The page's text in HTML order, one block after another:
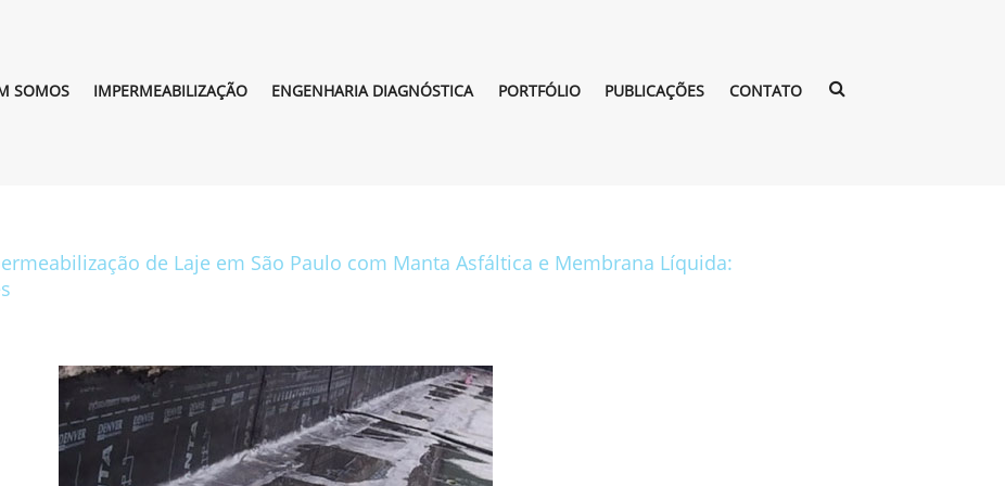
SOMOS IMPERMEABILIZAÇÃO ENGENHARIA DIAGNÓSTICA PORTFÓLIO PUBLICAÇÕES CONTATO
de Laje em São Paulo com Manta Asfáltica e Membrana Líquida: